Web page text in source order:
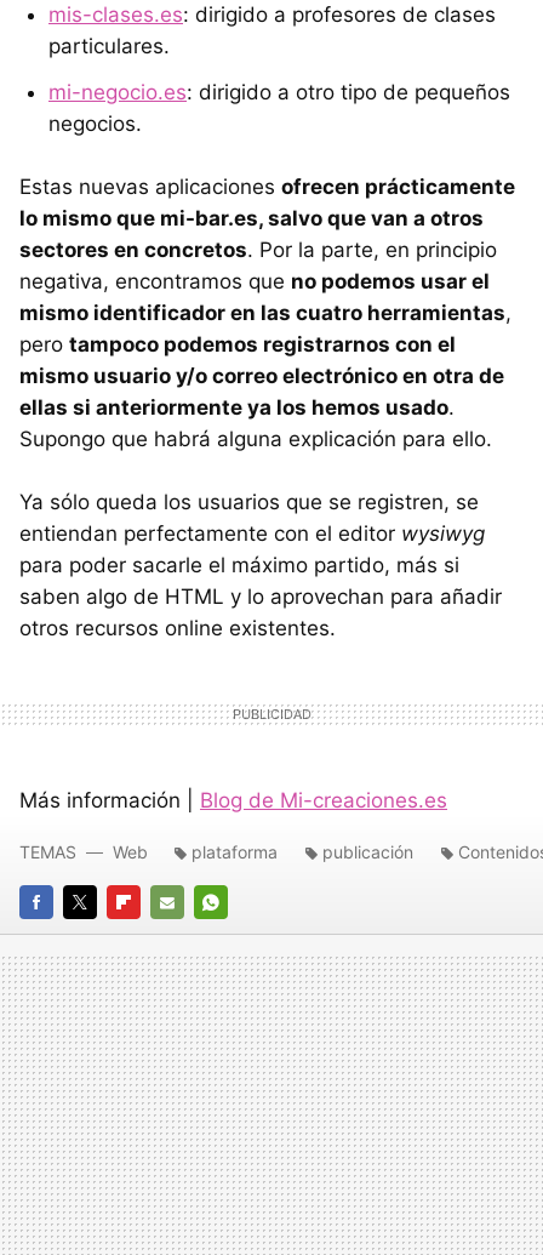
mis-clases.es: dirigido a profesores de clases
particulares.
mi-negocio.es: dirigido a otro tipo de pequeños
negocios.
Estas nuevas aplicaciones ofrecen prácticamente
lo mismo que mi-bar.es, salvo que van a otros
sectores en concretos. Por la parte, en principio
negativa, encontramos que no podemos usar el
mismo identificador en las cuatro herramientas,
pero tampoco podemos registrarnos con el
mismo usuario y/o correo electrónico en otra de
ellas si anteriormente ya los hemos usado.
Supongo que habrá alguna explicación para ello.
Ya sólo queda los usuarios que se registren, se
entiendan perfectamente con el editor wysiwyg
para poder sacarle el máximo partido, más si
saben algo de HTML y lo aprovechan para añadir
otros recursos online existentes.
Más información | Blog de Mi-creaciones.es
FACEBOOK
TWITTERFLIPBOARD
E-
MAIL
WHATSAPP
TEMAS Web plataforma publicación